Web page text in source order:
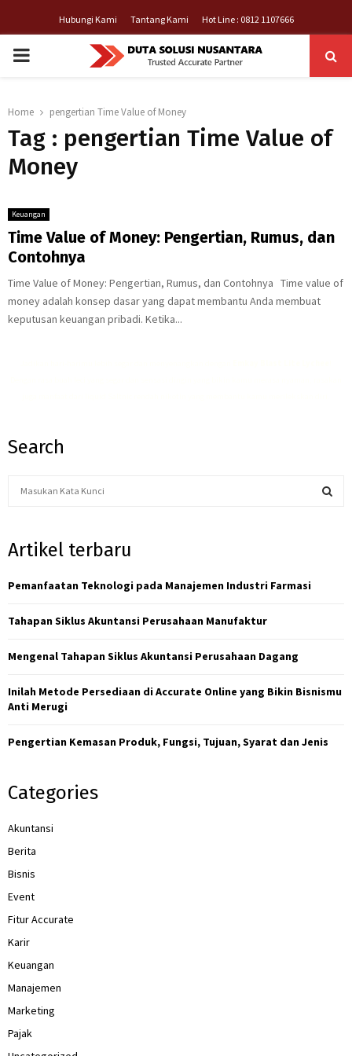
Hubungi Kami Tantang Kami Hot Line : 0812 1107666
PRIMARY
Home pengertian Time Value of Money
Tag : pengertian Time Value of
Money
Keuangan
Time Value of Money: Pengertian, Rumus, dan
Contohnya
Time Value of Money: Pengertian, Rumus, dan Contohnya Time value of
money adalah konsep dasar yang dapat membantu Anda membuat
keputusan keuangan pribadi. Ketika...
Search
c
f
r
Artikel terbaru
Pemanfaatan Teknologi pada Manajemen Industri Farmasi
Tahapan Siklus Akuntansi Perusahaan Manufaktur
Mengenal Tahapan Siklus Akuntansi Perusahaan Dagang
Inilah Metode Persediaan di Accurate Online yang Bikin Bisnismu
Anti Merugi
Pengertian Kemasan Produk, Fungsi, Tujuan, Syarat dan Jenis
Categories
Akuntansi
Berita
Bisnis
Event
Fitur Accurate
Karir
Keuangan
Manajemen
Marketing
Pajak